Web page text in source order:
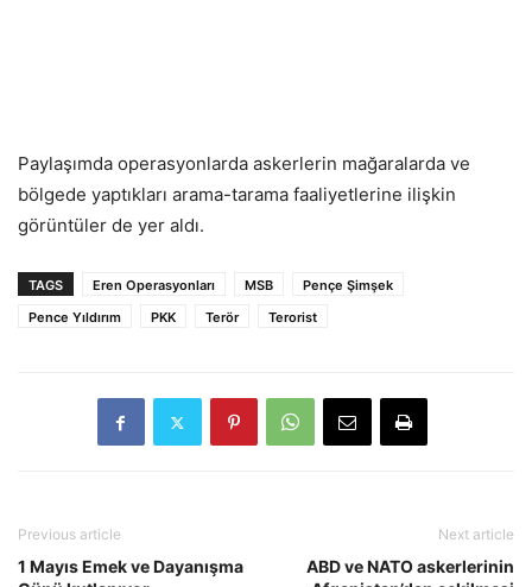
Paylaşımda operasyonlarda askerlerin mağaralarda ve
bölgede yaptıkları arama-tarama faaliyetlerine ilişkin
görüntüler de yer aldı.
TAGS Eren Operasyonları MSB
Pençe Şimşek
Pence Yıldırım
PKK Terör Terorist
Previous article
1 Mayıs Emek ve Dayanışma
Next article
ABD ve NATO askerlerinin